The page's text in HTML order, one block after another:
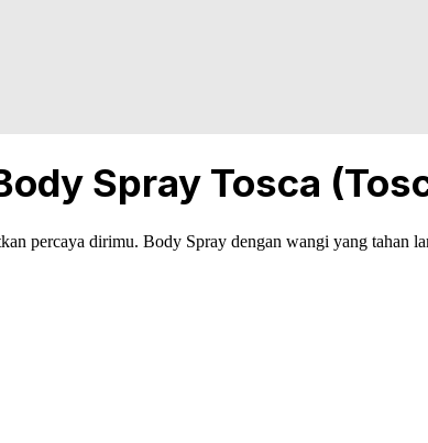
Spray Tosca
percaya dirimu. Body Spray dengan wangi yang tahan